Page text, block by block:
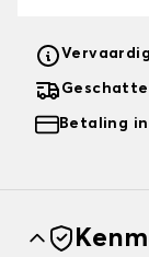
Betaling